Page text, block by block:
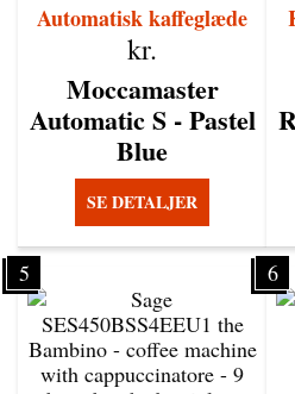
Automatisk kaffeglæde
Moccamaster
Automatic S - Pastel
Blue
kr.
SE DETALJER
5 6